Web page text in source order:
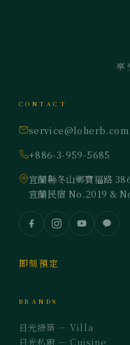
享
CONTACT
+886-3-959-5685
宜蘭縣冬山鄉寶福路
宜蘭民宿 No.2019 &
即刻預定
BRANDS
日光綠築 — Villa
日光私廚 — Cuisine